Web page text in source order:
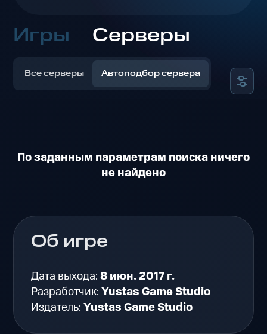
Игры Серверы
Все серверы Автоподбор сервера
По заданным параметрам поиска ничего
не найдено
Об игре
Дата выхода:8 июн. 2017 г.
Разработчик:Yustas Game Studio
Издатель:Yustas Game Studio